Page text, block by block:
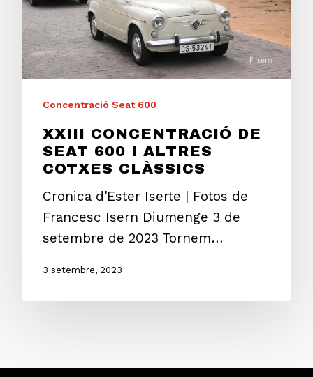
Concentració Seat 600
XXIII CONCENTRACIÓ DE
SEAT 600 I ALTRES
COTXES CLÀSSICS
Cronica d'Ester Iserte | Fotos de
Francesc Isern Diumenge 3 de
setembre de 2023 Tornem…
3 setembre, 2023